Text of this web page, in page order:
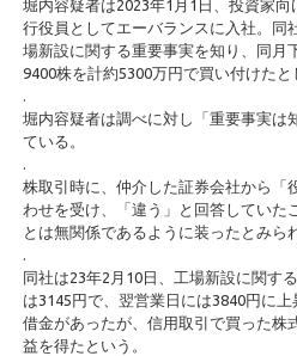
堀内容疑者は2023年1月1日、投資家
行役員としてエーバランスに入社。同
場新設に関する重要事実を知り、同月
9400株を計約5300万円で買い付けたと
.
堀内容疑者は調べに対し「重要事実は
ている。
.
株取引時に、仲介した証券会社から「
わせを受け、「違う」と回答していた
とは無関係であるように装ったとみら
.
同社は23年2月10日、工場新設に関す
は3145円で、翌営業日には3840円に上
借金があったが、信用取引で買った株
益を得たという。